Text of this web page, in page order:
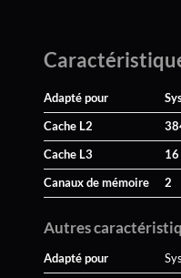
Adapté pour
Cache L2
Cache L3
Canaux de mémoire 2
Autres
Adapté pour